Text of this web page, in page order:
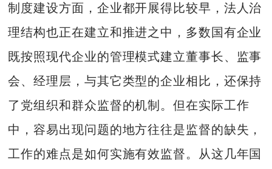
制度建设方面，企业都开展得比较早，法人治
理结构也正在建立和推进之中，多数国有企业
既按照现代企业的管理模式建立董事长、监事
会、经理层，与其它类型的企业相比，还保持
了党组织和群众监督的机制。但在实际工作
中，容易出现问题的地方往往是监督的缺失，
工作的难点是如何实施有效监督。从这几年国